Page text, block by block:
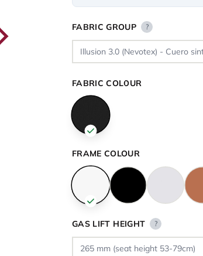
FABRIC GROUP ?
FABRIC COLOUR
FRAME COLOUR
GAS LIFT HEIGHT ?